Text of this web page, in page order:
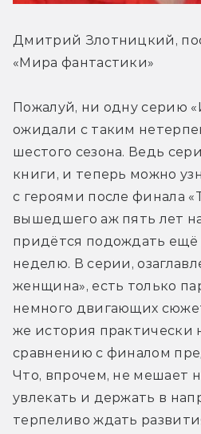
Дмитрий Злотницкий,
«Мира фантастики»
Пожалуй, ни одну серию
ожидали с таким
шестого сезона. Ведь
книги, и теперь можно
с героями после финала
вышедшего аж пять лет
придётся подождать
неделю. В серии,
женщина», есть только
немного двигающих
же история практически
сравнению с финалом
Что, впрочем, не мешает
увлекать и держать в
терпеливо ждать